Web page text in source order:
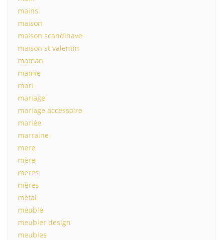
mains
maison
maison scandinave
maison st valentin
maman
mamie
mari
mariage
mariage accessoire
mariée
marraine
mere
mère
meres
mères
métal
meuble
meubler design
meubles